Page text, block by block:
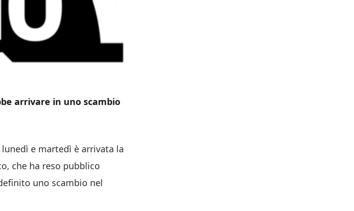
arrivare in uno scambio
e martedì è arrivata la
che ha reso pubblico
uno scambio nel